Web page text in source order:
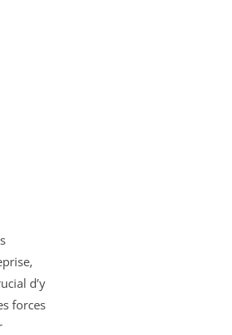
d’y
forces